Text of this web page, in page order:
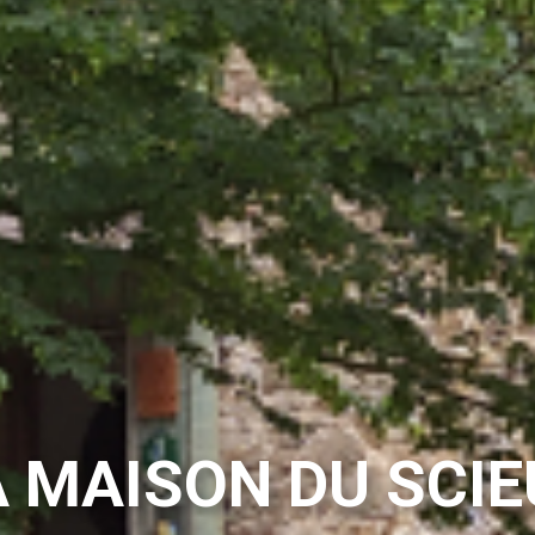
RURAUX À
Les gîtes du Pré Moré